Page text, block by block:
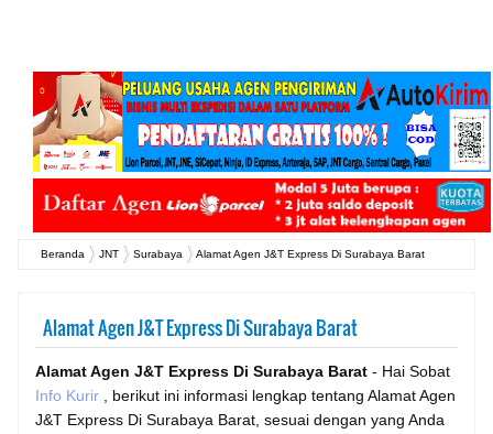
Beranda JNT Surabaya Alamat Agen J&T Express Di Surabaya Barat
Alamat Agen J&T Express Di Surabaya Barat
Alamat Agen J&T Express Di Surabaya Barat - Hai Sobat
Info Kurir
, berikut ini informasi lengkap tentang Alamat Agen
J&T Express Di Surabaya Barat, sesuai dengan yang Anda